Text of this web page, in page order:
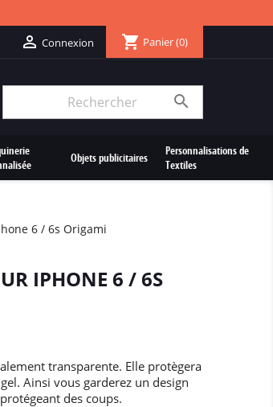
 Connexion shopping_cart Panier(0)

Objets publicitaires
Personnalisations de
Textiles
6 / 6s Origami
IPHONE 6 / 6S
transparente. Elle protègera
Ainsi vous garderez un design
des coups.